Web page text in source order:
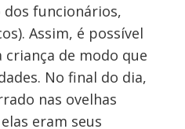
dos funcionários,
Assim, é possível
de modo que
No final do dia,
nas ovelhas
eram seus